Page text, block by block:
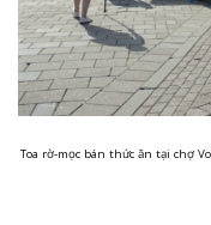
Toa rờ-mọc bán thức ăn tại chợ